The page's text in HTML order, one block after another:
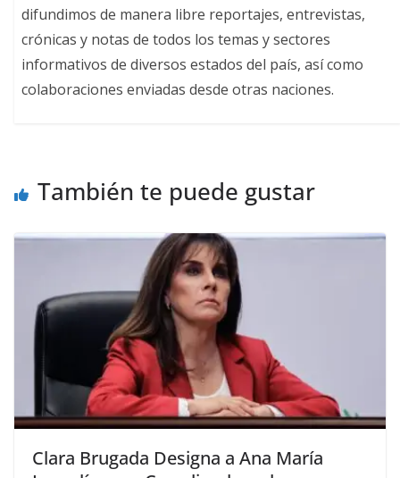
difundimos de manera libre reportajes, entrevistas,
crónicas y notas de todos los temas y sectores
informativos de diversos estados del país, así como
colaboraciones enviadas desde otras naciones.
También te puede gustar
Clara Brugada Designa a Ana María